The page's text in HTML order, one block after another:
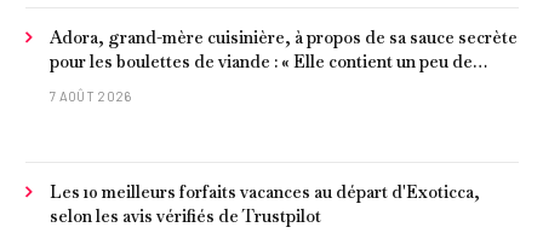
Adora, grand-mère cuisinière, à propos de sa sauce secrète
pour les boulettes de viande : « Elle contient un peu de
curcuma, du poivre, une poignée d'amandes et des tomates
7 AOÛT 2026
Les 10 meilleurs forfaits vacances au départ d'Exoticca,
selon les avis vérifiés de Trustpilot